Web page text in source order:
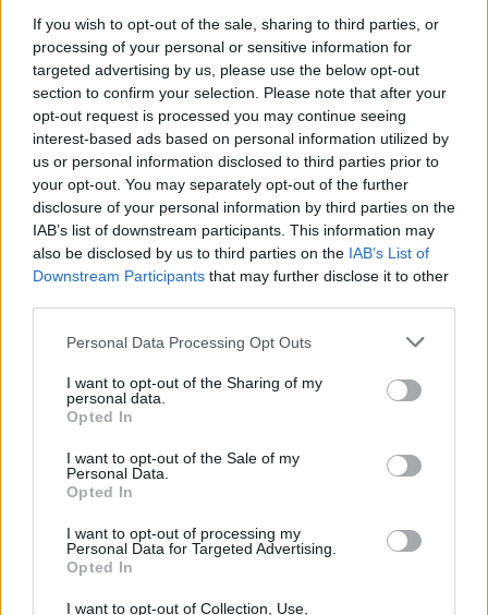
If you wish to opt-out of the sale, sharing to third parties, or
processing of your personal or sensitive information for
targeted advertising by us, please use the below opt-out
section to confirm your selection. Please note that after your
opt-out request is processed you may continue seeing
interest-based ads based on personal information utilized by
us or personal information disclosed to third parties prior to
your opt-out. You may separately opt-out of the further
disclosure of your personal information by third parties on the
IAB’s list of downstream participants. This information may
also be disclosed by us to third parties on the IAB’s List of
Downstream Participants that may further disclose it to other
Please note that this website/app uses one or more Google
not limited to your visit or usage behaviour. You may click to
grant or deny consent to Google and its third-party tags to
use your data for below specified purposes in below Google
consent section.
Personal Data Processing Opt Outs
I want to opt-out of the Sharing of my
personal data.
Opted In
I want to opt-out of the Sale of my
Personal Data.
Opted In
I want to opt-out of processing my
Personal Data for Targeted Advertising.
Opted In
I want to opt-out of Collection, Use,
Aktuális
megújul a tatai Angolkert
A projekt részeként megújulnak a területen található
Várkanyarban álló Nepomuki Szent János híd és szobor is.
Bicske Kelet csomópont építése